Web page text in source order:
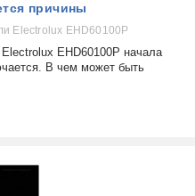
причины
Electrolux EHD60100P
EHD60100P начала
В чем может быть